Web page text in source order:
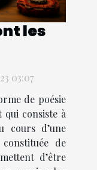
les
03:07
de poésie
consiste à
cours d’une
de
d’être